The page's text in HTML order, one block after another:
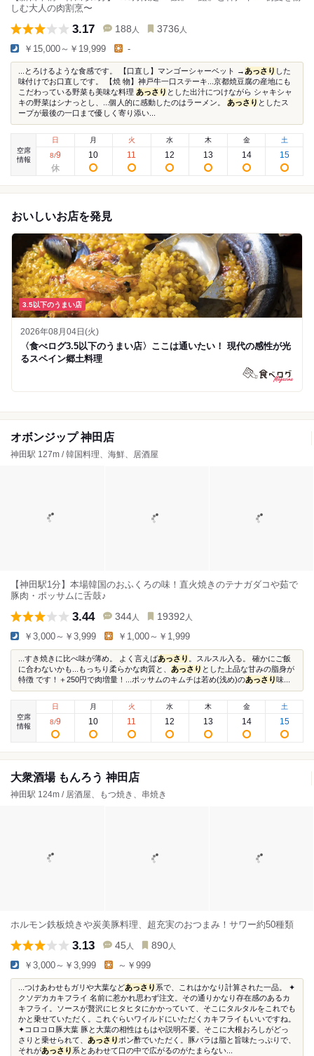
しむ大人の肉割烹〜
3.17 188 人 3736 人
￥15,000～￥19,999 -
...とろけるような食感です。 【口直し】マンゴーシャーベット → あっさり した
味付けでお口直しです。 【焼 物】神戸牛一口ステーキ...京都焼豆腐の産地にも
こだわっている野菜も美味な料理 あっさり とした出汁につけながら シャキシャ
キの野菜はシナっとし、...個人的に感動したのはラーメン。 あっさり としたス
ープが最後の一口まで優しく寄り添い...
空席
情報
日
8/9
月
10
火
11
水
12
木
13
金
14
土
15
おいしいお店を発見
3.5以下のうまい店
2026年08月04日(火)
〈食べログ3.5以下のうまい店〉ここは通いたい！ 現代の感性が光
るスペイン郷土料理
オボンジップ 神田店
神田駅 127m / 韓国料理、海鮮、居酒屋
【神田駅1分】本場韓国のおふくろの味！直火焼きのテナガダコや茹で
豚肉・ポッサムに舌鼓♪
3.44 344 人 19392 人
￥3,000～￥3,999 ￥1,000～￥1,999
...すき焼きに比べ味が薄め。 よく言えばあっさり
。スルスル入る。 確かにご飯
に合わないかも...もっちり柔らかな肉質と、 あっさり とした上品な甘みの脂身が
特徴 です！＋250円で肉増量！...ポッサムのキムチは若め(浅め)のあっさり 味...
空席
情報
日
8/9
月
10
火
11
水
12
木
13
金
14
土
15
大衆酒場 もんろう 神田店
神田駅 124m / 居酒屋、もつ焼き、串焼き
ホルモン鉄板焼きや炭美豚料理、超充実のおつまみ！サワー約50種類
3.13 45 人 890 人
￥3,000～￥3,999 ～￥999
...つけあわせもガリや大葉などあっさり 系で、これはかなり計算された一品。 ✦
クソデカカキフライ 名前に惹かれ思わず注文。その通りかなり存在感のあるカ
キフライ。ソースが贅沢にヒタヒタにかかっていて、そこにタルタルをこれでも
かと乗せていただく。これぐらいワイルドにいただくカキフライもいいですね。
✦コロコロ豚大葉 豚と大葉の相性はもはや説明不要。そこに大根おろしがどっ
さりと乗せられて、 あっさり ポン酢でいただく。豚バラは脂と旨味たっぷりで、
それがあっさり 系とあわせて口の中で広がるのがたまらない...